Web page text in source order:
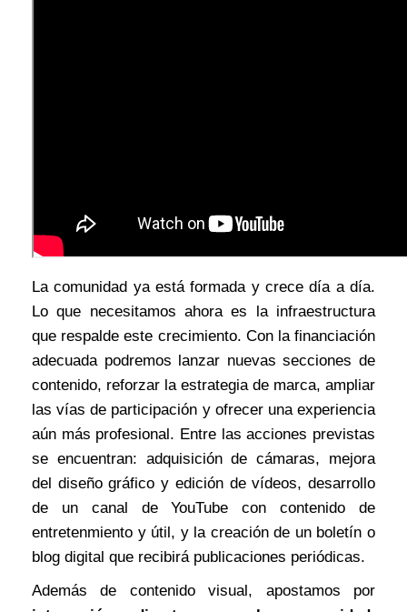
La comunidad ya está formada y crece día a día.
Lo que necesitamos ahora es la infraestructura
que respalde este crecimiento. Con la financiación
adecuada podremos lanzar nuevas secciones de
contenido, reforzar la estrategia de marca, ampliar
las vías de participación y ofrecer una experiencia
aún más profesional. Entre las acciones previstas
se encuentran: adquisición de cámaras, mejora
del diseño gráfico y edición de vídeos, desarrollo
de un canal de YouTube con contenido de
entretenmiento y útil, y la creación de un boletín o
blog digital que recibirá publicaciones periódicas.
Además de contenido visual, apostamos por